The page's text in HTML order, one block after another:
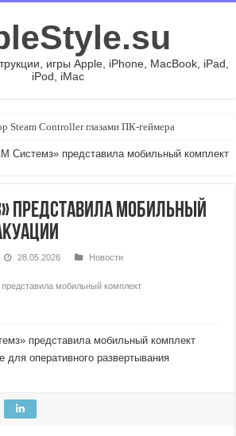
игры Apple, iPhone, MacBook, iPad,
iPod, iMac
Steam Controller глазами ПК-геймера
Системз» представила мобильный комплект
представила мобильный
28.05.2026
Новости
мобильный комплект
представила мобильный комплект
оперативного развертывания